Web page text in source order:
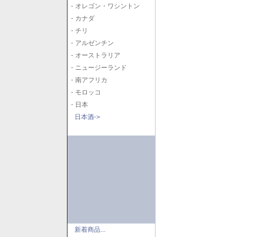
- オレゴン・ワシントン
- カナダ
- チリ
- アルゼンチン
- オーストラリア
- ニュージーランド
- 南アフリカ
- モロッコ
- 日本
日本酒->
新着商品...